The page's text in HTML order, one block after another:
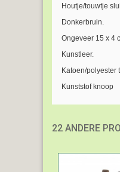
Houtje/touwtje
Donkerbruin.
Ongeveer 15 x 4
Kunstleer.
Katoen/polyester
Kunststof knoop
22 ANDERE